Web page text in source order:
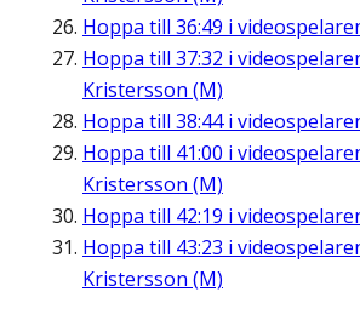
Hoppa till 36:49 i
Hoppa till 37:32 i
Kristersson (M)
Hoppa till 38:44i
Hoppa till 41:00 i
Kristersson (M)
Hoppa till 42:19 i
Hoppa till 43:23 i
Kristersson (M)